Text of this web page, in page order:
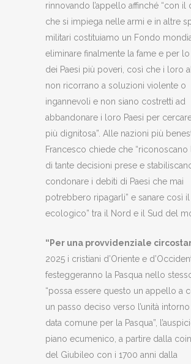
rinnovando l’appello affinché “con il
che si impiega nelle armi e in altre
militari costituiamo un Fondo
eliminare finalmente la fame e per
dei Paesi più poveri, così che i loro
non ricorrano a soluzioni violente o
ingannevoli e non siano costretti ad
abbandonare i loro Paesi per
più dignitosa”. Alle nazioni più
Francesco chiede che “riconoscano
di tante decisioni prese e
condonare i debiti di Paesi che mai
potrebbero ripagarli” e sanare così
ecologico” tra il Nord e il Sud del
“Per una provvidenziale
2025 i cristiani d’Oriente e
festeggeranno la Pasqua nello
“possa essere questo un appello a
un passo deciso verso l’unità intorno
data comune per la Pasqua”,
piano ecumenico, a partire dalla
del Giubileo con i 1700 anni dalla